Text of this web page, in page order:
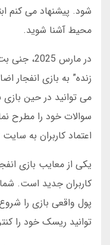
شود. پیشنهاد می کنم
محیط آشنا شوید.
در مارس
زنده” به بازی انفجار
می توانید در حین
سوالات خود را مطرح
اعتماد کاربران به
یکی از معایب بازی
کاربران جدید است.
پول واقعی بازی را شروع
توانید ریسک خود را